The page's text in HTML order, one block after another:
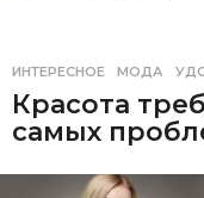
ИНТЕРЕСНОЕ МОДА ,
Красота
самых